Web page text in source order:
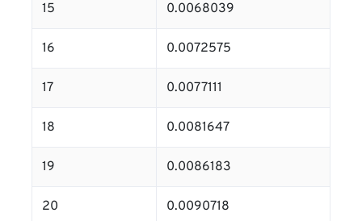
15 0.0068039
16 0.0072575
17 0.0077111
18 0.0081647
19 0.0086183
20 0.0090718